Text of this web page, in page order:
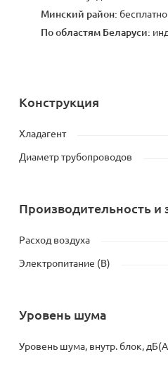
Минский район:
По областям Беларуси:
Конструкция
Хладагент
Диаметр трубопроводов
Производительность и
Расход воздуха
Электропитание (В)
Уровень шума
Уровень шума, внутр. блок,